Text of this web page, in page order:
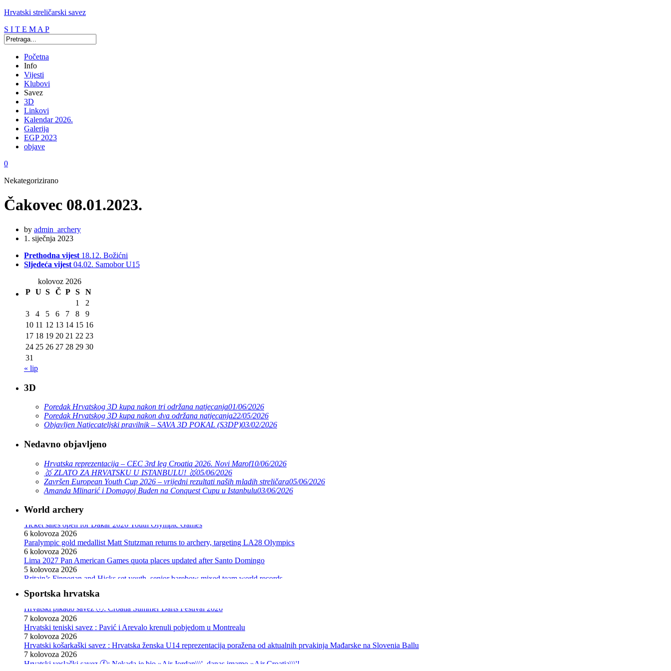
Hrvatski streličarski savez
S I T E M A P
Početna
Info
Vijesti
Klubovi
Savez
3D
Linkovi
Kalendar 2026.
Galerija
EGP 2023
objave
0
Nekategorizirano
Čakovec 08.01.2023.
by admin_archery
1. siječnja 2023
Prethodna vijest 18.12. Božićni
Sljedeća vijest 04.02. Samobor U15
kolovoz 2026
P U S Č P S
N
1
2
3
4 5 6 7 8
9
10 11 12 13 14 15 16
17 18 19 20 21 22 23
24 25 26 27 28 29 30
31
« lip
3D
Poredak Hrvatskog 3D kupa nakon tri održana natjecanja01/06/2026
Poredak Hrvatskog 3D kupa nakon dva održana natjecanja22/05/2026
Objavljen Natjecateljski pravilnik – SAVA 3D POKAL (S3DP)03/02/2026
Nedavno objavljeno
Hrvatska reprezentacija – CEC 3rd leg Croatia 2026. Novi Marof10/06/2026
🥇 ZLATO ZA HRVATSKU U ISTANBULU! 🥇05/06/2026
Završen European Youth Cup 2026 – vrijedni rezultati naših mladih streličara05/06/2026
Amanda Mlinarić i Domagoj Buden na Conquest Cupu u Istanbulu03/06/2026
World archery
Ticket sales open for Dakar 2026 Youth Olympic Games
Paralympic gold medallist Matt Stutzman returns to archery, targeting LA28 Olympics
6 kolovoza 2026
Lima 2027 Pan American Games quota places updated after Santo Domingo
5 kolovoza 2026
Britain’s Finnegan and Hicks set youth, senior barebow mixed team world records
3 kolovoza 2026
30 srpnja 2026
29 srpnja 2026
The best archers at the 2026 African Archery Championships
29 srpnja 2026
Pan American gold medallists Grande, Valencia to shoot at World Cup Final
29 srpnja 2026
Mexico retains recurve crown as El Salvador shines in compound
28 srpnja 2026
Sportska hrvatska
Hrvatski pikado savez ⓕ: Croatia Summer Darts Festival 2026
Hrvatski teniski savez : Pavić i Arevalo krenuli pobjedom u Montrealu
7 kolovoza 2026
Hrvatski košarkaški savez : Hrvatska ženska U14 reprezentacija poražena od aktualnih prvakinja Mađarske na Slovenia Ballu
7 kolovoza 2026
Hrvatski veslački savez ⓕ: Nekada je bio »Air Jordan\\\', danas imamo »Air Croatia\\\'!
7 kolovoza 2026